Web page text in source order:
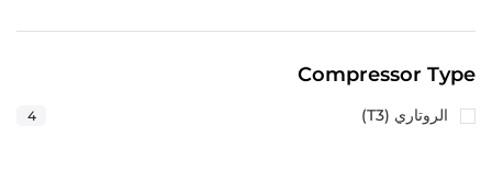
Compressor Type
الروتاري (T3) 4